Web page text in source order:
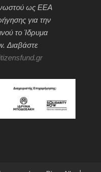
ως EEA
για την
το Ίδρυμα
Διαβάστε